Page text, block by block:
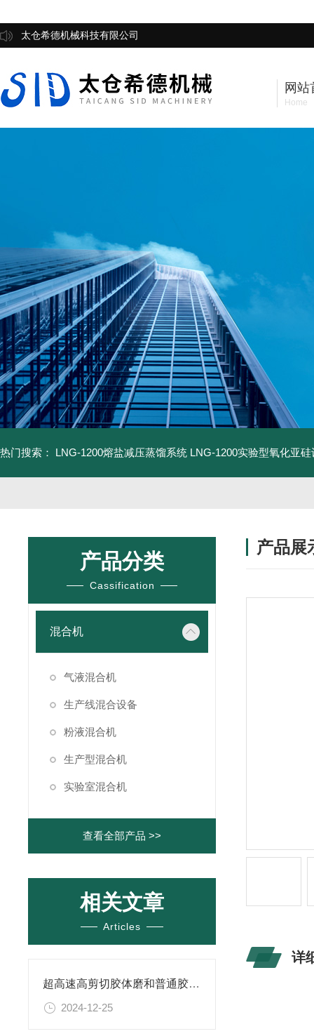
太仓希德机械科技有限公司
网站
Home
热门搜索： LNG-1200熔盐减压蒸馏系统 LNG-1200实验型氧化亚硅
产品分类
Cassification
混合机
气液混合机
生产线混合设备
粉液混合机
生产型混合机
实验室混合机
查看全部产品 >>
相关文章
Articles
超高速高剪切胶体磨和普通胶体磨全面对比具有哪些优势？
2024-12-25
产品展
详